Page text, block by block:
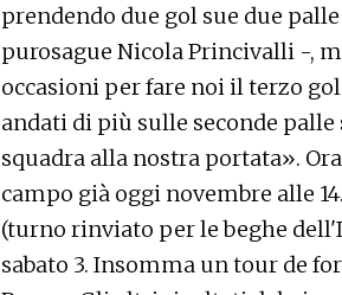
prendendo due gol sue due
purosague Nicola Princivalli -,
occasioni per fare noi il terzo
andati di più sulle seconde palle
squadra alla nostra portata».
campo già oggi novembre alle
(turno rinviato per le beghe
sabato 3. Insomma un tour de